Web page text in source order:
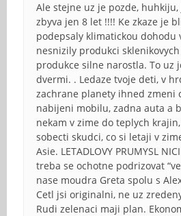
Ale stejne uz je pozde,
zbyva jen 8 let !!!! Ke zkaze je
podepsaly klimatickou dohodu
nesnizily produkci
produkce silne narostla. To uz
dvermi. . Ledaze tvoje deti, v
zachrane planety ihned zmeni
nabijeni mobilu, zadna auta a
nekam v zime do teplych
sobecti skudci, co si letaji v
Asie. LETADLOVY PRUMYSL
treba se ochotne podrizovat
nase moudra Greta spolu s
Cetl jsi originalni, ne uz
Rudi zelenaci maji plan.